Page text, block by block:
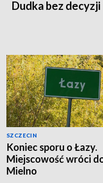
Dudka bez decyzji
SZCZECIN
Koniec sporu o Łazy.
Miejscowość wróci
Mielno